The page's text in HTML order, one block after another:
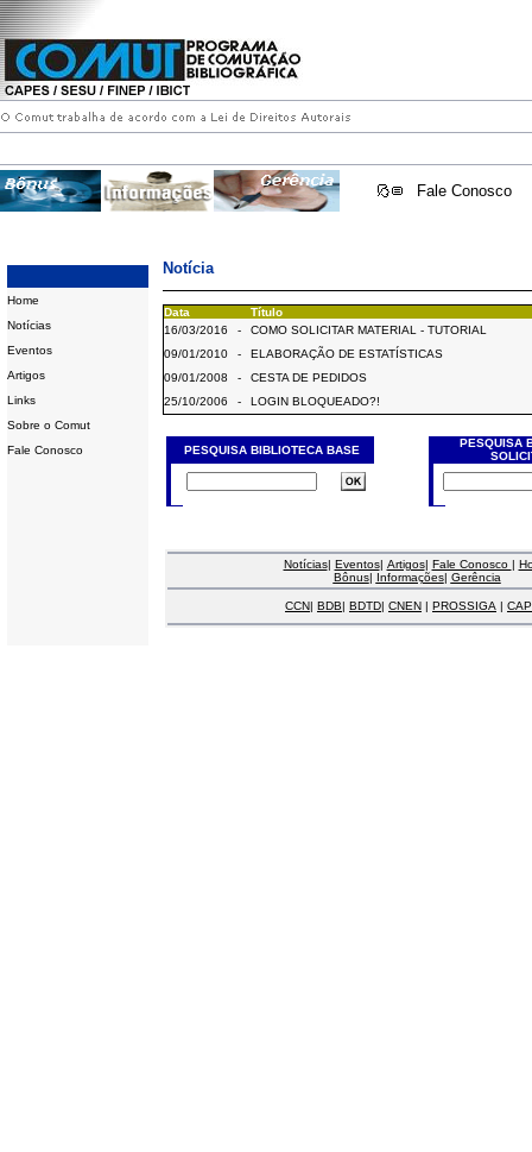
Fale Conosco
Home
Notícias
Eventos
Artigos
Links
Sobre o Comut
Fale Conosco
Notícia
Data
Título
16/03/2016
-
COMO SOLICITAR MATERIAL - TUTORIAL
09/01/2010
-
ELABORAÇÃO DE ESTATÍSTICAS
09/01/2008
-
CESTA DE PEDIDOS
25/10/2006
- LOGIN BLOQUEADO?!
PESQUISA BIBLIOTECA BASE
PESQUISA
Notícias| Eventos| Artigos| Fale Conosco |
Bônus| Informações| Gerência
CCN| BDB| BDTD| CNEN | PROSSIGA |